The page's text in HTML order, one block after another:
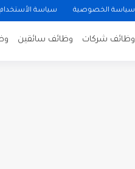
سياسة الخصوصية سياسة الأستخدام
وظائف شركات وظائف سائقين